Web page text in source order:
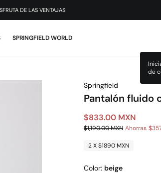
SPRINGFIELD WORLD
Springfield
Pantalón fluido
$833.00 MXN
$1,190.00 MXN Ahorras
2 X $1890 MXN
Color: beige